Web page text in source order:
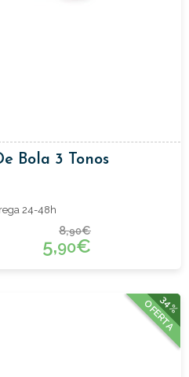
Bola 3 Tonos
24-48h
8,90€
5,90€
34%
OFERTA